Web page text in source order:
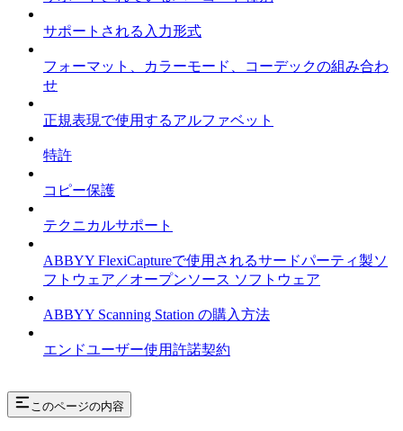
サポートされる入力形式
フォーマット、カラーモード、コーデックの組み合わ
せ
正規表現で使用するアルファベット
特許
コピー保護
テクニカルサポート
ABBYY FlexiCaptureで使用されるサードパーティ製ソ
フトウェア／オープンソース ソフトウェア
ABBYY Scanning Station の購入方法
エンドユーザー使用許諾契約
このページの内容